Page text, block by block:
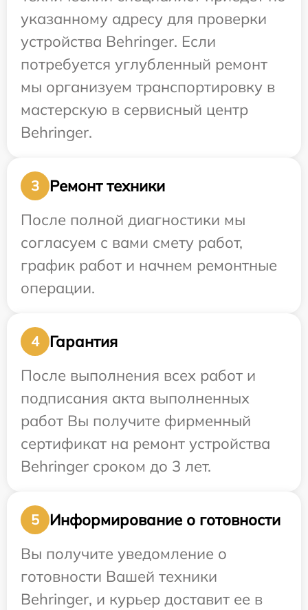
указанному адресу для проверки
устройства Behringer. Если
потребуется углубленный ремонт
мы организуем транспортировку в
мастерскую в сервисный центр
Behringer.
3
Ремонт техники
После полной диагностики мы
согласуем с вами смету работ,
график работ и начнем ремонтные
операции.
4
Гарантия
После выполнения всех работ и
подписания акта выполненных
работ Вы получите фирменный
сертификат на ремонт устройства
Behringer сроком до 3 лет.
5
Информирование о готовности
Вы получите уведомление о
готовности Вашей техники
Behringer, и курьер доставит ее в